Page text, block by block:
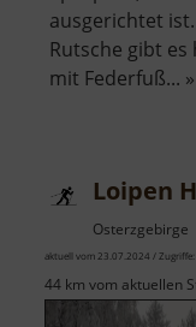
ausgerichtet
Rutsche gibt
mit Federfuß... »
Loipen
Osterzgebirge
aktuell vom 23.07.2024 /
44 km vom aktuellen